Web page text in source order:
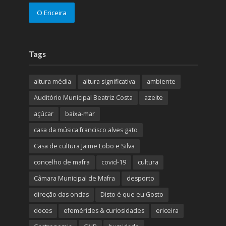
O Ericeira
Tags
altura média altura significativa
ambiente
Auditório Municipal Beatriz Costa
azeite
açúcar
baixa-mar
casa da música francisco alves gato
Casa de cultura Jaime Lobo e Silva
concelho de mafra
covid-19
cultura
Câmara Municipal de Mafra
desporto
direção das ondas
Disto é que eu Gosto
doces
efemérides & curiosidades
ericeira